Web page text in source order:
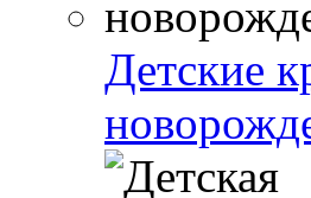
Детские